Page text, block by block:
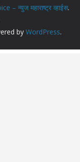
– न्युज महाराष्ट्र व्हाईस.
by WordPress.